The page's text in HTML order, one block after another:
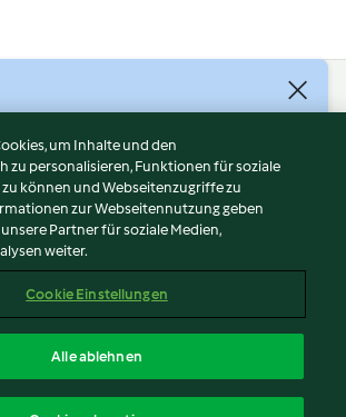
um Inhalte und den
zu personalisieren, Funktionen für soziale
können und Webseitenzugriffe zu
zur Webseitennutzung geben
Partner für soziale Medien,
weiter.
Cookie Einstellungen
Alle ablehnen